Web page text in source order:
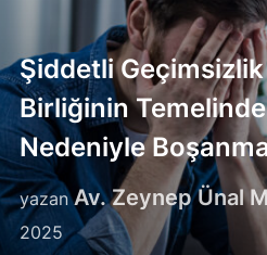
Şiddetli
Birliğinin
Nedeniyle
yazanAv. Zeynep Ünal
2025